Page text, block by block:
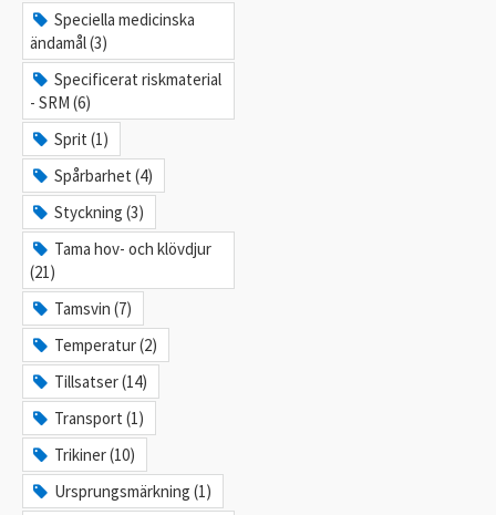
Speciella medicinska
ändamål (3)
Specificerat riskmaterial
- SRM (6)
Sprit (1)
Spårbarhet (4)
Styckning (3)
Tama hov- och klövdjur
(21)
Tamsvin (7)
Temperatur (2)
Tillsatser (14)
Transport (1)
Trikiner (10)
Ursprungsmärkning (1)